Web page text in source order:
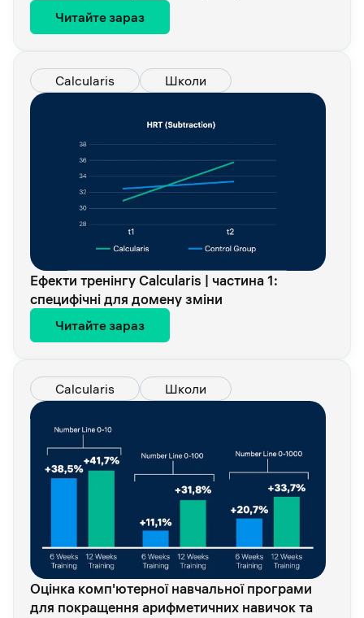
Читайте зараз
Calcularis Школи
Ефекти тренінгу Calcularis | частина 1:
специфічні для домену зміни
Читайте зараз
Calcularis Школи
Оцінка комп'ютерної навчальної програми
для покращення арифметичних навичок та